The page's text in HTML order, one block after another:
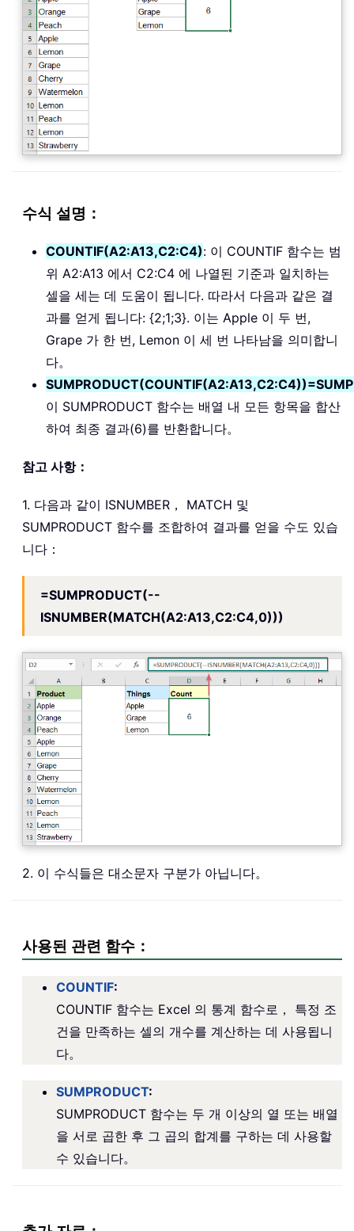
수식 설명：
COUNTIF(A2:A13,C2:C4): 이 COUNTIF 함수는 범
위 A2:A13 에서 C2:C4 에 나열된 기준과 일치하는
셀을 세는 데 도움이 됩니다. 따라서 다음과 같은 결
과를 얻게 됩니다: {2;1;3}. 이는 Apple 이 두 번,
Grape 가 한 번, Lemon 이 세 번 나타남을 의미합니
다。
이 SUMPRODUCT 함수는 배열 내 모든 항목을 합산
하여 최종 결과(6)를 반환합니다。
참고 사항：
1. 다음과 같이 ISNUMBER， MATCH 및
SUMPRODUCT 함수를 조합하여 결과를 얻을 수도 있습
니다：
=SUMPRODUCT(--
ISNUMBER(MATCH(A2:A13,C2:C4,0)))
2. 이 수식들은 대소문자 구분가 아닙니다。
사용된 관련 함수：
COUNTIF:
COUNTIF 함수는 Excel 의 통계 함수로， 특정 조
건을 만족하는 셀의 개수를 계산하는 데 사용됩니
다。
SUMPRODUCT:
SUMPRODUCT 함수는 두 개 이상의 열 또는 배열
을 서로 곱한 후 그 곱의 합계를 구하는 데 사용할
수 있습니다。